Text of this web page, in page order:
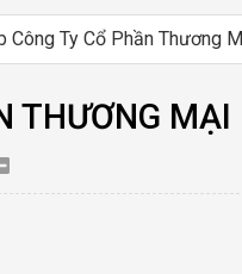
Công Ty Cổ Phần Thương
THƯƠNG